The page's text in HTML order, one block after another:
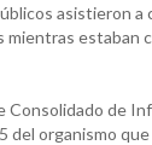
asistieron a
mientras estaban
Consolidado de
del organismo